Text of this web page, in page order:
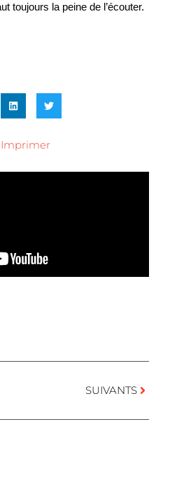
toujours la peine de l’écouter.
Imprimer
SUIVANTS